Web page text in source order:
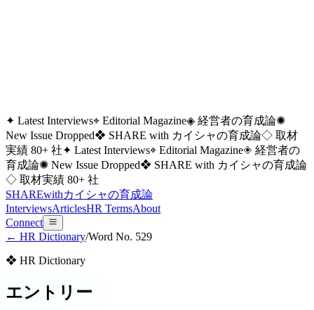
✦ Latest Interviews⌖ Editorial Magazine◈ 経営者の育成論✺
New Issue Dropped❖ SHARE with カイシャの育成論◇ 取材
実績 80+ 社✦ Latest Interviews⌖ Editorial Magazine◈ 経営者の
育成論✺ New Issue Dropped❖ SHARE with カイシャの育成論
◇ 取材実績 80+ 社
SHAREwithカイシャの育成論
InterviewsArticlesHR TermsAbout
Connect
← HR Dictionary/Word No. 529
❖ HR Dictionary
エントリー